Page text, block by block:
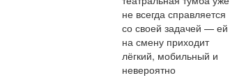
не всегда справляется
со своей задачей — ей
на смену приходит
лёгкий, мобильный и
невероятно